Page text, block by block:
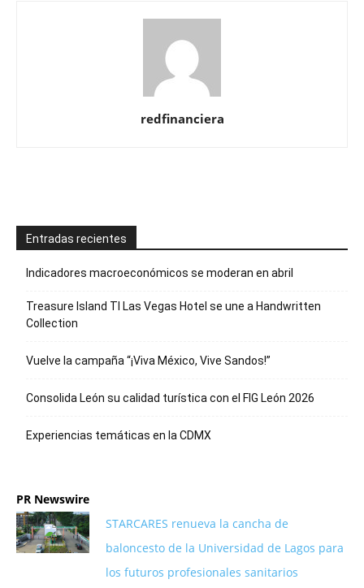
redfinanciera
Entradas recientes
Indicadores macroeconómicos se moderan en abril
Treasure Island TI Las Vegas Hotel se une a Handwritten
Collection
Vuelve la campaña “¡Viva México, Vive Sandos!”
Consolida León su calidad turística con el FIG León 2026
Experiencias temáticas en la CDMX
PR Newswire
STARCARES renueva la cancha de
baloncesto de la Universidad de Lagos para
los futuros profesionales sanitarios